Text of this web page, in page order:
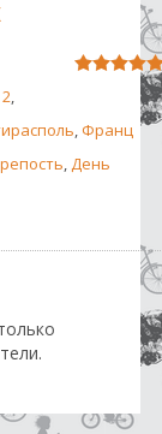
Франц
День